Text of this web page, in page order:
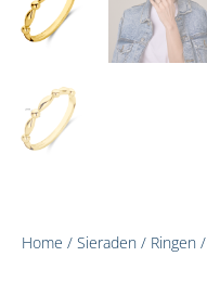
Home / Sieraden / Ringen